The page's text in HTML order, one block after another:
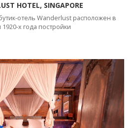
HOTEL, SINGAPORE
отель Wanderlust расположен в
х года постройки